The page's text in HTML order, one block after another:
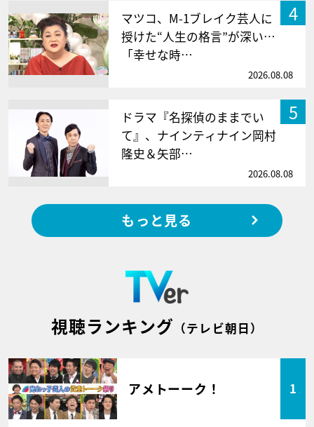
4
マツコ、M-1ブレイク芸人に
授けた“人生の格言”が深い…
「幸せな時…
2026.08.08
5
ドラマ『名探偵のままでい
て』、ナインティナイン岡村
隆史＆矢部…
2026.08.08
もっと見る
視聴ランキング （テレビ朝日）
アメトーーク！ 1